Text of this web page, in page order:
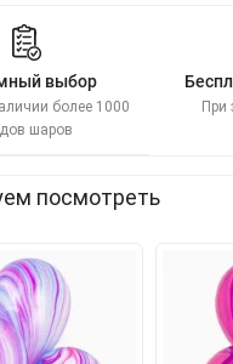
выбор
более 1000
шаров
При
посмотреть